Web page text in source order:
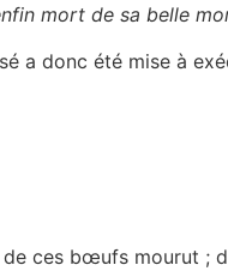
mort de sa belle
a donc été mise à
ces bœufs mourut ;